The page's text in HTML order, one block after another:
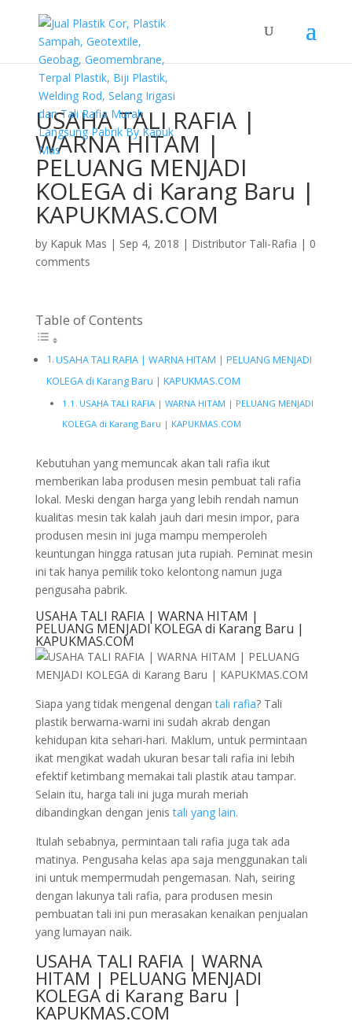
USAHA TALI RAFIA |
WARNA HITAM |
PELUANG MENJADI
KOLEGA di Karang Baru |
KAPUKMAS.COM
by Kapuk Mas | Sep 4, 2018 | Distributor Tali-Rafia | 0
comments
Table of Contents
USAHA TALI RAFIA | WARNA HITAM | PELUANG MENJADI
KOLEGA di Karang Baru | KAPUKMAS.COM
USAHA TALI RAFIA | WARNA HITAM | PELUANG MENJADI
KOLEGA di Karang Baru | KAPUKMAS.COM
Kebutuhan yang memuncak akan tali rafia ikut
memberikan laba produsen mesin pembuat tali rafia
lokal. Meski dengan harga yang lebih rendah namun
kualitas mesin tak kalah jauh dari mesin impor, para
produsen mesin ini juga mampu memperoleh
keuntungan hingga ratusan juta rupiah. Peminat mesin
ini tak hanya pemilik toko kelontong namun juga
pengusaha pabrik.
USAHA TALI RAFIA | WARNA HITAM |
PELUANG MENJADI KOLEGA di Karang Baru |
KAPUKMAS.COM
Siapa yang tidak mengenal dengantali rafia? Tali
plastik berwarna-warni ini sudah akrab dengan
kehidupan kita sehari-hari. Maklum, untuk permintaan
ikat mengikat wadah ukuran besar tali rafia ini lebih
efektif ketimbang memakai tali plastik atau tampar.
Selain itu, harga tali ini juga murah meriah
dibandingkan dengan jenistali yang lain.
Itulah sebabnya, permintaan tali rafia juga tak ada
matinya. Pengusaha kelas apa saja menggunakan tali
ini untuk mempermudah pengemasan. Nah, seiring
dengan lakunya tali rafia, para produsen mesin
pembuatan tali ini pun merasakan kenaikan penjualan
yang lumayan naik.
USAHA TALI RAFIA | WARNA
HITAM | PELUANG MENJADI
KOLEGA di Karang Baru |
KAPUKMAS.COM